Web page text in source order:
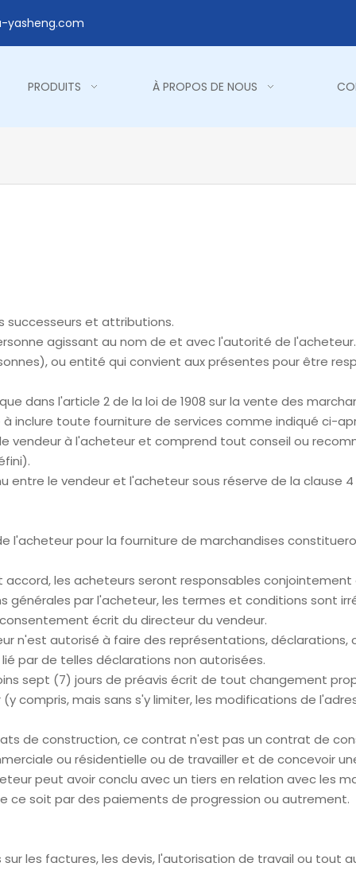
yasheng.com
PRODUITS À PROPOS DE NOUS
successeurs et attributions.
agissant au nom de et avec l'autorité de l'acheteur.
ou entité qui convient aux présentes pour être
dans l'article 2 de la loi de 1908 sur la vente des
inclure toute fourniture de services comme indiqué ci-
le vendeur à l'acheteur et comprend tout conseil ou
entre le vendeur et l'acheteur sous réserve de la clause
l'acheteur pour la fourniture de marchandises
accord, les acheteurs seront responsables
générales par l'acheteur, les termes et conditions sont
écrit du directeur du vendeur.
n'est autorisé à faire des représentations, déclarations,
par de telles déclarations non autorisées.
sept (7) jours de préavis écrit de tout changement
compris, mais sans s'y limiter, les modifications de
de construction, ce contrat n'est pas un contrat de
ou résidentielle ou de travailler et de concevoir
peut avoir conclu avec un tiers en relation avec les
ce soit par des paiements de progression ou autrement.
sur les factures, les devis, l'autorisation de travail ou